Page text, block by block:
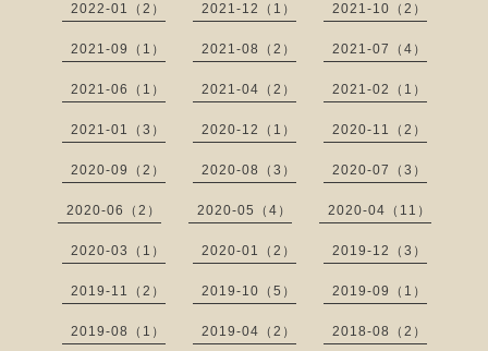
2022-01（2） 2021-12（1） 2021-10（2）
2021-09（1） 2021-08（2） 2021-07（4）
2021-06（1） 2021-04（2） 2021-02（1）
2021-01（3） 2020-12（1） 2020-11（2）
2020-09（2） 2020-08（3） 2020-07（3）
2020-06（2） 2020-05（4） 2020-04（11）
2020-03（1） 2020-01（2） 2019-12（3）
2019-11（2） 2019-10（5） 2019-09（1）
2019-08（1） 2019-04（2） 2018-08（2）